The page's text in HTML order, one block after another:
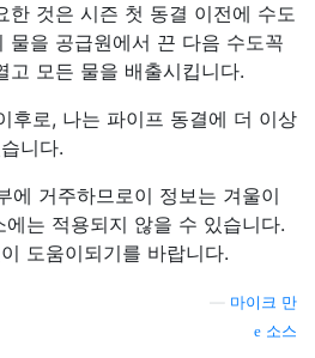
한 것은 시즌 첫 동결 이전에 수도
물을 공급원에서 끈 다음 수도꼭
고 모든 물을 배출시킵니다.
후로, 나는 파이프 동결에 더 이상
니다.
에 거주하므로이 정보는 겨울이
에는 적용되지 않을 수 있습니다.
도움이되기를 바랍니다.
마이크 만
소스